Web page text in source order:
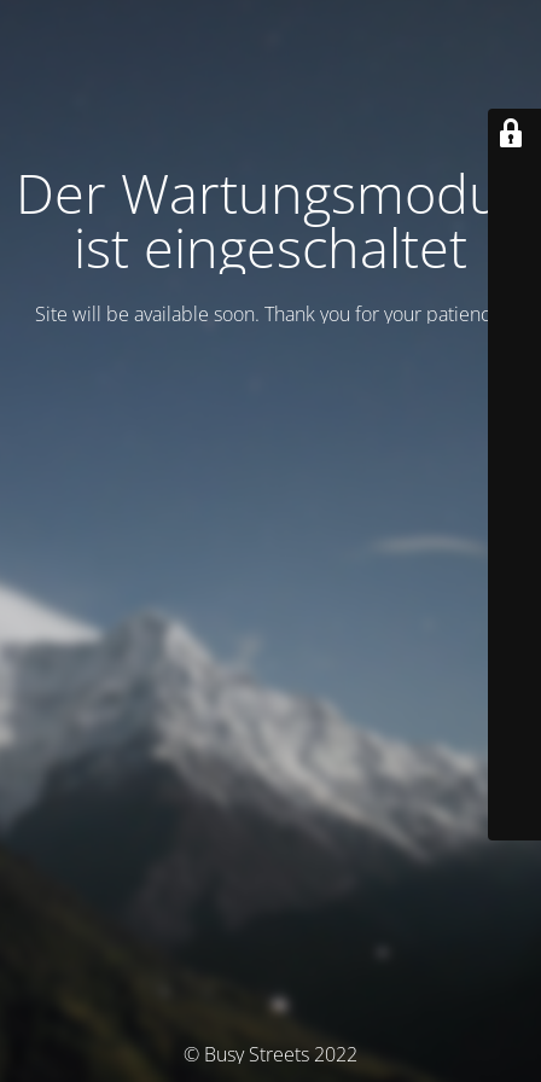
Der Wartungsmodus
ist eingeschaltet
Site will be available soon. Thank you for your patience!
© Busy Streets 2022